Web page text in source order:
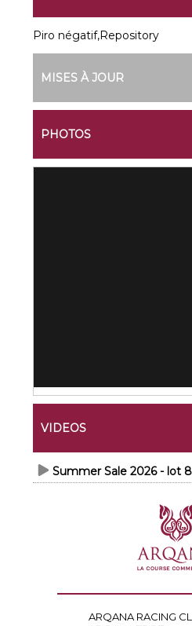
Piro négatif,Repository
MISES À JOUR
PHOTOS
VIDEOS
Summer Sale 2026 - lot
ARQANA RACING